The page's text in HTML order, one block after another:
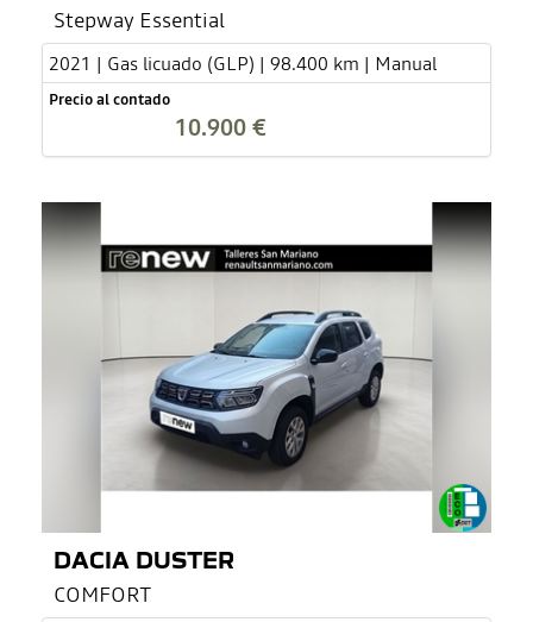
Stepway Essential
2021 | Gas licuado (GLP) | 98.400 km | Manual
Precio al contado
10.900 €
DACIA DUSTER
COMFORT